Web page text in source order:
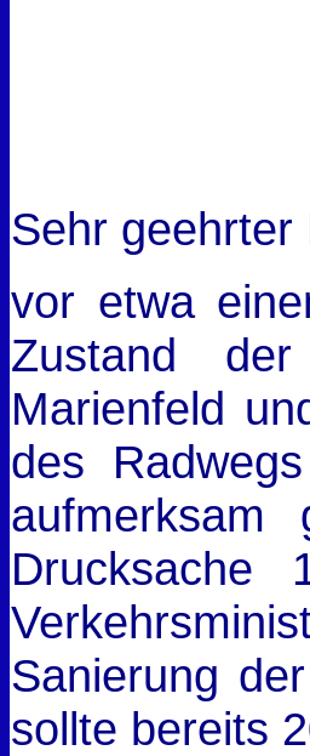
Sehr geehrter
vor etwa
Zustand
Marienfeld
des
Drucksache
Sanierung
sollte bereits